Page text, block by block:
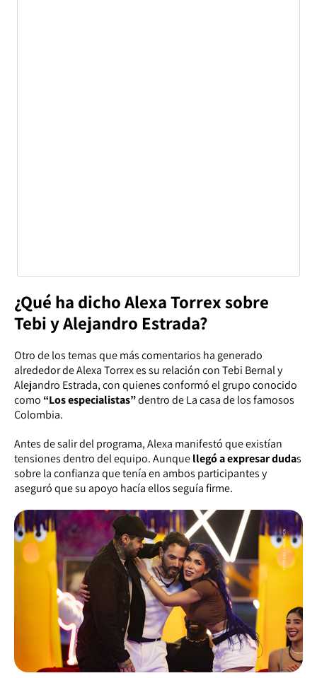
¿Qué ha dicho Alexa Torrex sobre
Tebi y Alejandro Estrada?
Otro de los temas que más comentarios ha generado
alrededor de Alexa Torrex es su relación con Tebi Bernal y
Alejandro Estrada, con quienes conformó el grupo conocido
como“Los especialistas”dentro de La casa de los famosos
Colombia.
Antes de salir del programa, Alexa manifestó que existían
tensiones dentro del equipo. Aunquellegó a expresar dudas
sobre la confianza que tenía en ambos participantes y
aseguró que su apoyo hacía ellos seguía firme.